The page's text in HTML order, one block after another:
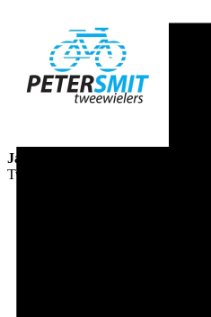
Jan-Martin Parent
Tweewielers